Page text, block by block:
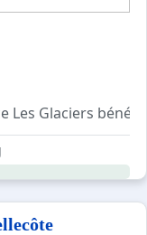
Les Glaciers
et confortables.